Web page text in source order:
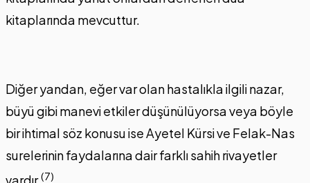
kitaplarında mevcuttur.
Diğer yandan, eğer var olan hastalıkla ilgili nazar,
büyü gibi manevi etkiler düşünülüyorsa veya böyle
bir ihtimal söz konusu ise Ayetel Kürsi ve Felak-Nas
surelerinin faydalarına dair farklı sahih rivayetler
vardır.(7)